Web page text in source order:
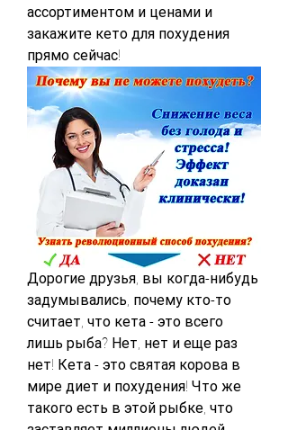
ассортиментом и ценами и
закажите кето для похудения
прямо сейчас!
Дорогие друзья, вы когда-нибудь
задумывались, почему кто-то
считает, что кета - это всего
лишь рыба? Нет, нет и еще раз
нет! Кета - это святая корова в
мире диет и похудения! Что же
такого есть в этой рыбке, что